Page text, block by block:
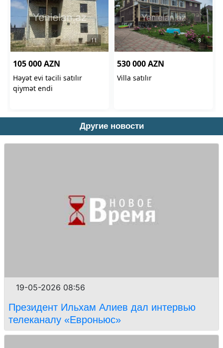
Другие новости
19-05-2026 08:56
Президент Ильхам Алиев дал интервью
телеканалу «Евроньюс»